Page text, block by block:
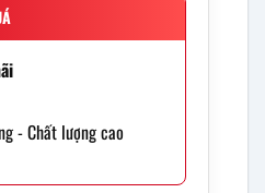
- Chất lượng cao